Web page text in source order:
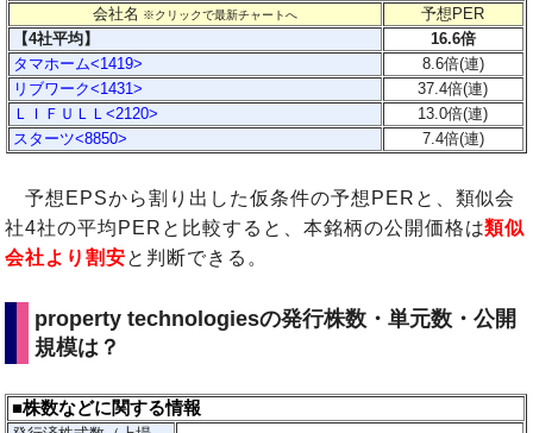
会社名 ※クリックで最新チャートへ
予想PER
【4社平均】
16.6倍
タマホーム<1419>
8.6倍(連)
リブワーク<1431>
37.4倍(連)
ＬＩＦＵＬＬ<2120>
13.0倍(連)
スターツ<8850>
7.4倍(連)
予想EPSから割り出した仮条件の予想PERと、類似会
社4社の平均PERと比較すると、本銘柄の公開価格は類似
会社より割安と判断できる。
property technologiesの発行株数・単元数・公開
規模は？
■株数などに関する情報